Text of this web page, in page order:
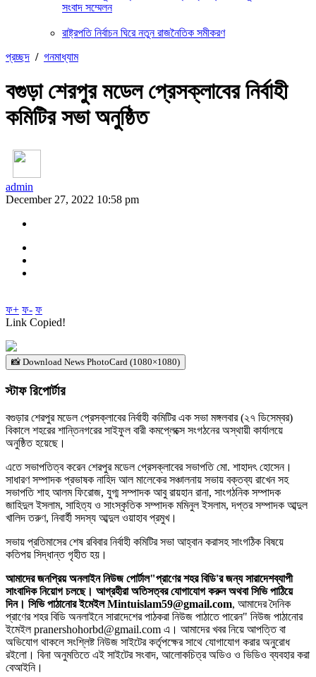
সংবাদ সম্মেলন
রাষ্ট্রপতি নির্বাচন ঘিরে নতুন রাজনৈতিক সমীকরণ
প্রচ্ছদ / গনমাধ্যাম
বগুড়া শেরপুর মডেল প্রেসক্লাবের নির্বাহী
কমিটির সভা অনুষ্ঠিত
admin
December 27, 2022 10:58 pm
ফ+ ফ- ফ
Link Copied!
📸 Download News PhotoCard (1080×1080)
স্টাফ রিপোর্টার
বগুড়ার শেরপুর মডেল প্রেসক্লাবের নির্বাহী কমিটির এক সভা মঙ্গলবার (২৭ ডিসেম্বর)
বিকালে শহরের শান্তিনগরের সাইফুল বারী কমপ্লেক্সে সংগঠনের অস্থায়ী কার্যালয়ে
অনুষ্ঠিত হয়েছে।
এতে সভাপতিত্ব করেন শেরপুর মডেল প্রেসক্লাবের সভাপতি মো. শাহাদৎ হোসেন।
সাধারণ সম্পাদক প্রভাষক নাহিদ আল মালেকের সঞ্চালনায় সভায় বক্তব্য রাখেন সহ
সভাপতি শাহ আলম ফিরোজ, যুগ্ম সম্পাদক আবু রায়হান রানা, সাংগঠনিক সম্পাদক
জাহিদুল ইসলাম, সাহিত্য ও সাংস্কৃতিক সম্পাদক মমিনুল ইসলাম, দপ্তর সম্পাদক আব্দুল
খালিদ তরুণ, নিবার্হী সদস্য আব্দুল ওয়াহাব প্রমুখ।
সভায় প্রতিমাসের শেষ রবিবার নির্বাহী কমিটির সভা আহ্বান করাসহ সাংগঠিক বিষয়ে
কতিপয় সিদ্ধান্ত গৃহীত হয়।
আমাদের জনপ্রিয় অনলাইন নিউজ পোর্টাল"প্রাণের শহর বিডি'র জন্য সারাদেশব্যাপী
সাংবাদিক নিয়োগ চলছে। আগ্রহীরা অতিসত্বর যোগাযোগ করুন অথবা সিভি পাঠিয়ে
দিন। সিভি পাঠানোর ইমেইল Mintuislam59@gmail.com, আমাদের দৈনিক
প্রাণের শহর বিডি অনলাইনে সারাদেশের পাঠকরা নিউজ পাঠাতে পারেন" নিউজ পাঠানোর
ইমেইল pranershohorbd@gmail.com এ। আমাদের খবর নিয়ে আপত্তি বা
অভিযোগ থাকলে সংশ্লিষ্ট নিউজ সাইটের কর্তৃপক্ষের সাথে যোগাযোগ করার অনুরোধ
রইলো। বিনা অনুমতিতে এই সাইটের সংবাদ, আলোকচিত্র অডিও ও ভিডিও ব্যবহার করা
বেআইনি।